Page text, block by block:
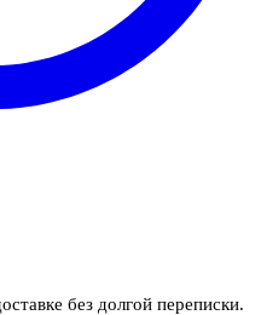
без долгой переписки.